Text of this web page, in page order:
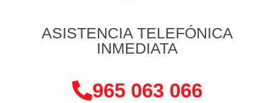
ASISTENCIA TELEFÓNICA
INMEDIATA
965 063 066